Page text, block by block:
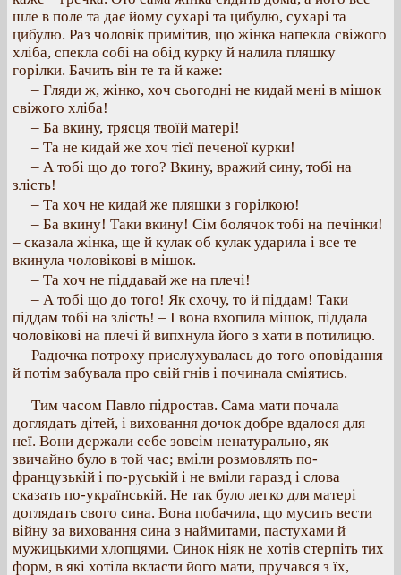
шле в поле та дає йому сухарі та цибулю, сухарі та
цибулю. Раз чоловік примітив, що жінка напекла свіжого
хліба, спекла собі на обід курку й налила пляшку
горілки. Бачить він те та й каже:
– Гляди ж, жінко, хоч сьогодні не кидай мені в мішок
свіжого хліба!
– Ба вкину, трясця твоїй матері!
– Та не кидай же хоч тієї печеної курки!
– А тобі що до того? Вкину, вражий сину, тобі на
злість!
– Та хоч не кидай же пляшки з горілкою!
– Ба вкину! Таки вкину! Сім болячок тобі на печінки!
– сказала жінка, ще й кулак об кулак ударила і все те
вкинула чоловікові в мішок.
– Та хоч не піддавай же на плечі!
– А тобі що до того! Як схочу, то й піддам! Таки
піддам тобі на злість! – І вона вхопила мішок, піддала
чоловікові на плечі й випхнула його з хати в потилицю.
Радючка потроху прислухувалась до того оповідання
й потім забувала про свій гнів і починала сміятись.
Тим часом Павло підростав. Сама мати почала
доглядать дітей, і виховання дочок добре вдалося для
неї. Вони держали себе зовсім ненатурально, як
звичайно було в той час; вміли розмовлять по-
французькій і по-руській і не вміли гаразд і слова
сказать по-українській. Не так було легко для матері
доглядать свого сина. Вона побачила, що мусить вести
війну за виховання сина з наймитами, пастухами й
мужицькими хлопцями. Синок ніяк не хотів стерпіть тих
форм, в які хотіла вкласти його мати, пручався з їх,